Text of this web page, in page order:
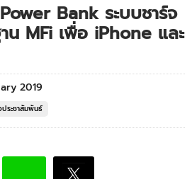
Bank ระบบชาร์จ
น MFi เพื่อ iPhone และ
2019
ประชาสัมพันธ์